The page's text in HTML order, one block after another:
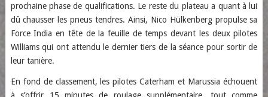
prochaine phase de qualifications. Le reste du plateau a quant à lui
dû chausser les pneus tendres. Ainsi, Nico Hülkenberg propulse sa
Force India en tête de la feuille de temps devant les deux pilotes
Williams qui ont attendu le dernier tiers de la séance pour sortir de
leur tanière.
En fond de classement, les pilotes Caterham et Marussia échouent